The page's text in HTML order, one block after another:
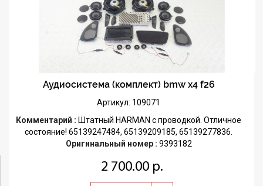
Аудиосистема (комплект) bmw x4 f26
Артикул: 109071
Комментарий : Штатный HARMAN с проводкой. Отличное
состояние! 65139247484, 65139209185, 65139277836.
Оригинальный номер : 9393182
2 700.00 р.